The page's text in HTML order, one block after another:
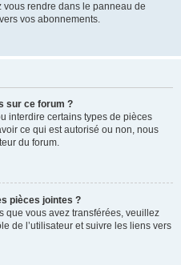
rendre dans le panneau de
vos abonnements.
sur ce forum ?
interdire certains types de pièces
ce qui est autorisé ou non, nous
du forum.
pièces jointes ?
que vous avez transférées, veuillez
de l’utilisateur et suivre les liens vers